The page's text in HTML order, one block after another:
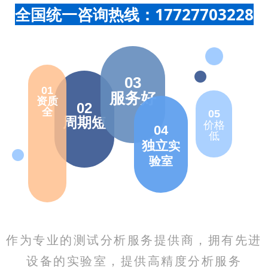
全国统一咨询热线：17727703228
01
资质
全
02
周期短
03
服务好
04
独立实
验室
05
价格
低
作为专业的测试分析服务提供商，拥有先进
设备的实验室，提供高精度分析服务